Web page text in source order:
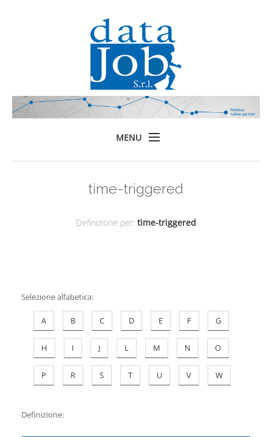
MENU
time-triggered
Definizione per: time-triggered
Selezione alfabetica:
A B C D E F G
H I J L M N O
P R S T U V W
Definizione: